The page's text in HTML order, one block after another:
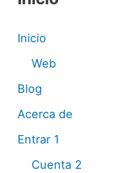
Inicio
Web
Blog
Acerca de
Entrar 1
Cuenta 2